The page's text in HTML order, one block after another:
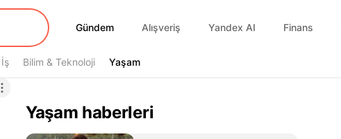
Gündem
Gündem Alışveriş Yandex AI Finans
İş Bilim & Teknoloji Yaşam
Yaşam
Yaşam haberleri